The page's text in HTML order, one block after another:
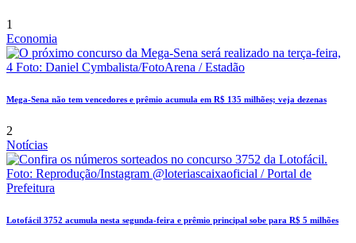
1
Economia
Mega-Sena não tem vencedores e prêmio acumula em R$ 135 milhões; veja dezenas
2
Notícias
Lotofácil 3752 acumula nesta segunda-feira e prêmio principal sobe para R$ 5 milhões